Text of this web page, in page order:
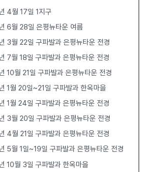
4월 17일 1지구
6월 28일 은평뉴타운 여름
3월 22일 구파발과 은평뉴타운 전경
7월 18일 구파발과 은평뉴타운 전경
10월 21일 구파발과 은평뉴타운 전경
1월 20일~21일 구파발과 한옥마을
1월 24일 구파발과 은평뉴타운 전경
3월 20일 구파발과 은평뉴타운 전경
4월 21일 구파발과 은평뉴타운 전경
5월 1일~19일 구파발과 은평뉴타운 전경
10월 3일 구파발과 한옥마을